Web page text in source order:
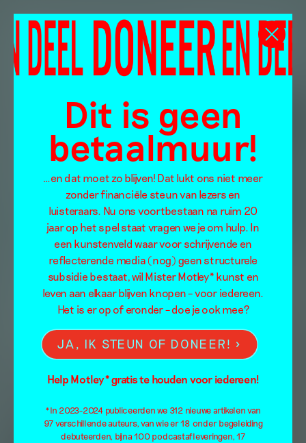
Dit is geen
betaalmuur!
…en dat moet zo blijven! Dat lukt ons niet meer
zonder financiële steun van lezers en
luisteraars. Nu ons voortbestaan na ruim 20
jaar op het spel staat vragen we je om hulp. In
een kunstenveld waar voor schrijvende en
reflecterende media (nog) geen structurele
subsidie bestaat, wil Mister Motley* kunst en
leven aan elkaar blijven knopen – voor iedereen.
Het is er op of eronder – doe je ook mee?
JA, IK STEUN OF DONEER!
Help Motley* gratis te houden voor iedereen!
*In 2023-2024 publiceerden we 312 nieuwe artikelen van
97 verschillende auteurs, van wie er 18 onder begeleiding
debuteerden, bijna 100 podcastafleveringen, 17